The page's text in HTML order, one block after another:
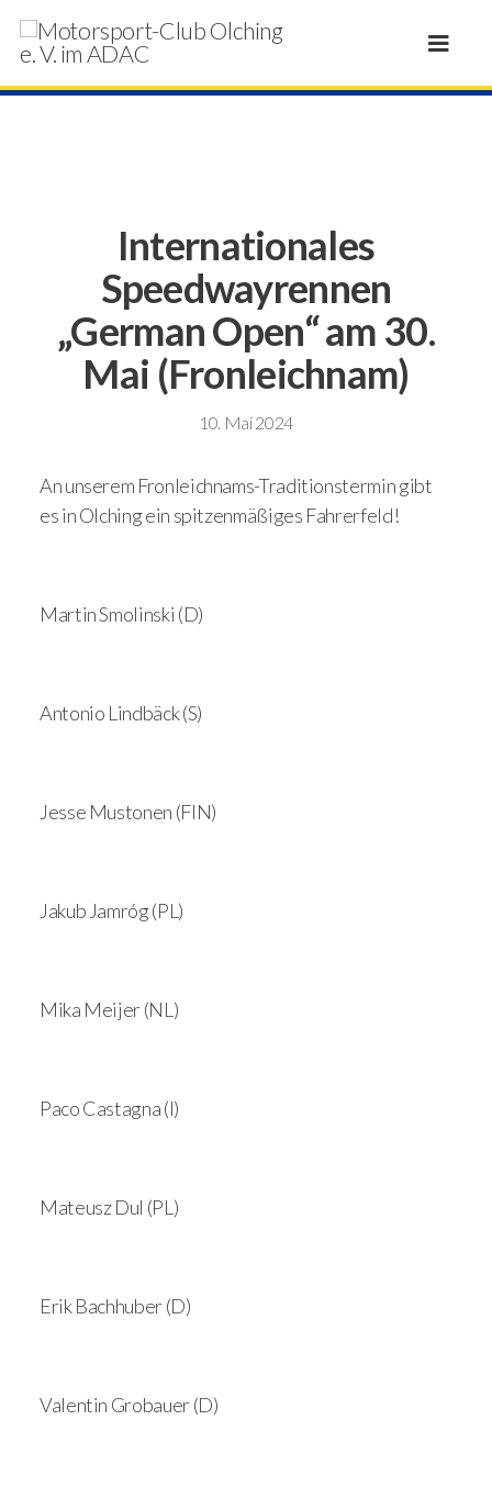
Internationales
Speedwayrennen
„German Open“ am 30.
Mai (Fronleichnam)
10. Mai 2024
An unserem Fronleichnams-Traditionstermin gibt
es in Olching ein spitzenmäßiges Fahrerfeld!
Martin Smolinski (D)
Antonio Lindbäck (S)
Jesse Mustonen (FIN)
Jakub Jamróg (PL)
Mika Meijer (NL)
Paco Castagna (I)
Mateusz Dul (PL)
Erik Bachhuber (D)
Valentin Grobauer (D)